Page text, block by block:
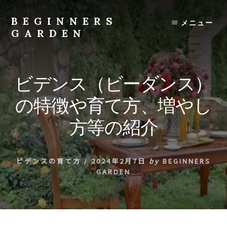
content
BEGINNERS
GARDEN
の
種
類
や
育
て
方
の
紹
介
を
行
メニュー
ビデンス（ビーダンス）
の特徴や育て方、増やし
方等の紹介
ビデンスの育て方/ 2024年2月7日 by BEGINNERS
GARDEN